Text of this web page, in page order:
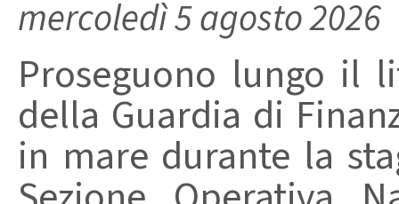
mercoledì 5 agosto 2026
Proseguono lungo il
della Guardia di
in mare durante la